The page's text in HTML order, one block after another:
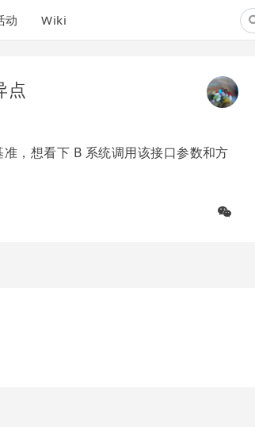
动 Wiki
点
，想看下 B 系统调用该接口参数和方